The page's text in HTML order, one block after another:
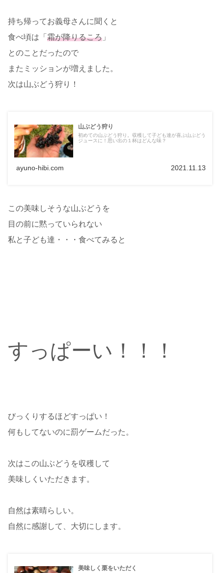
持ち帰ってお義母さんに聞くと
食べ頃は「 霜が降りるころ 」
とのことだったので
またミッションが増えました。
次は山ぶどう狩り！
山ぶどう狩り
初めての山ぶどう狩り。収穫して子ども達が喜ぶ山ぶどう
ジュースに！思い出の１杯はどんな味？
ayuno-hibi.com 2021.11.13
この美味しそうな山ぶどうを
目の前に黙っていられない
私と子ども達・・・食べてみると
すっぱーい！！！
びっくりするほどすっぱい！
何もしてないのに罰ゲームだった。
次はこの山ぶどうを収穫して
美味しくいただきます。
自然は素晴らしい。
自然に感謝して、大切にします。
美味しく栗をいただく